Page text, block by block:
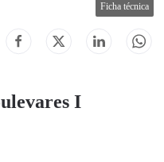
I
Ficha técnica